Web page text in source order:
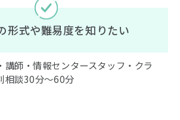
形式や難易度を知りたい
師・情報センタースタッフ・クラ
相談30分〜60分